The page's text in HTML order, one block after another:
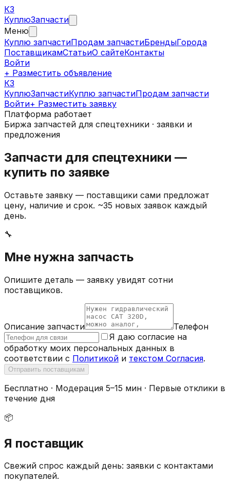
КЗ
КуплюЗапчасти
Меню
Куплю запчастиПродам запчастиБрендыГорода
ПоставщикамСтатьиО сайтеКонтакты
Войти
+ Разместить объявление
КЗ
КуплюЗапчастиКуплю запчастиПродам запчасти
Войти+ Разместить заявку
Платформа работает
Биржа запчастей для спецтехники · заявки и
предложения
Запчасти для спецтехники —
купить по заявке
Оставьте заявку — поставщики сами предложат
цену, наличие и срок. ~35 новых заявок каждый
день.
🔧
Мне нужна запчасть
Опишите деталь — заявку увидят сотни
поставщиков.
Описание запчасти
Телефон
Я даю согласие на
обработку моих персональных данных в
соответствии с Политикой и текстом Согласия.
Отправить поставщикам
Бесплатно · Модерация 5–15 мин · Первые отклики в
течение дня
📦
Я поставщик
Свежий спрос каждый день: заявки с контактами
покупателей.